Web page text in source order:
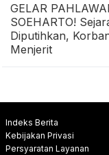
GELAR
SOEHARTO!
Diputihkan,
Menjerit
Indeks Berita
Kebijakan Privasi
Persyaratan Layanan